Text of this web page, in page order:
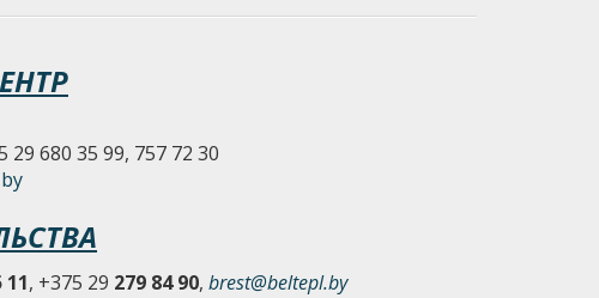
29 680 35 99, 757 72 30
11, +375 29 279 84 90, brest@beltepl.by